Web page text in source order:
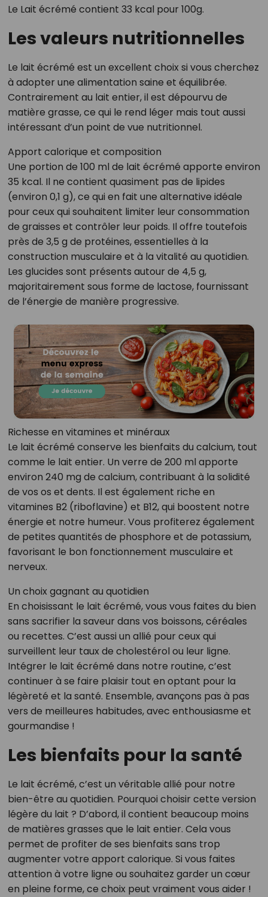
Le Lait écrémé contient 33 kcal pour 100g.
Les valeurs nutritionnelles
Le lait écrémé est un excellent choix si vous cherchez
à adopter une alimentation saine et équilibrée.
Contrairement au lait entier, il est dépourvu de
matière grasse, ce qui le rend léger mais tout aussi
intéressant d’un point de vue nutritionnel.
Apport calorique et composition
Une portion de 100 ml de lait écrémé apporte environ
35 kcal. Il ne contient quasiment pas de lipides
(environ 0,1 g), ce qui en fait une alternative idéale
pour ceux qui souhaitent limiter leur consommation
de graisses et contrôler leur poids. Il offre toutefois
près de 3,5 g de protéines, essentielles à la
construction musculaire et à la vitalité au quotidien.
Les glucides sont présents autour de 4,5 g,
majoritairement sous forme de lactose, fournissant
de l’énergie de manière progressive.
Richesse en vitamines et minéraux
Le lait écrémé conserve les bienfaits du calcium, tout
comme le lait entier. Un verre de 200 ml apporte
environ 240 mg de calcium, contribuant à la solidité
de vos os et dents. Il est également riche en
vitamines B2 (riboflavine) et B12, qui boostent notre
énergie et notre humeur. Vous profiterez également
de petites quantités de phosphore et de potassium,
favorisant le bon fonctionnement musculaire et
nerveux.
Un choix gagnant au quotidien
En choisissant le lait écrémé, vous vous faites du bien
sans sacrifier la saveur dans vos boissons, céréales
ou recettes. C’est aussi un allié pour ceux qui
surveillent leur taux de cholestérol ou leur ligne.
Intégrer le lait écrémé dans notre routine, c’est
continuer à se faire plaisir tout en optant pour la
légèreté et la santé. Ensemble, avançons pas à pas
vers de meilleures habitudes, avec enthousiasme et
gourmandise !
Les bienfaits pour la santé
Le lait écrémé, c’est un véritable allié pour notre
bien-être au quotidien. Pourquoi choisir cette version
légère du lait ? D’abord, il contient beaucoup moins
de matières grasses que le lait entier. Cela vous
permet de profiter de ses bienfaits sans trop
augmenter votre apport calorique. Si vous faites
attention à votre ligne ou souhaitez garder un cœur
en pleine forme, ce choix peut vraiment vous aider !